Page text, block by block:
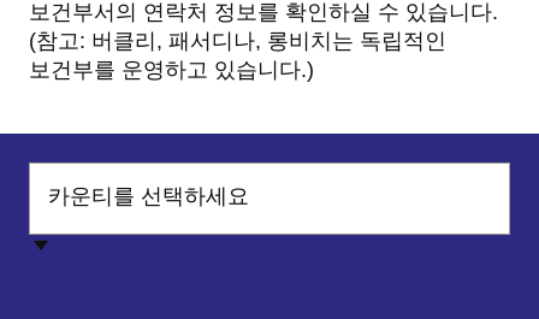
보건부서의 연락처 정보를 확인하실 수 있습니다.
(참고: 버클리, 패서디나, 롱비치는 독립적인
보건부를 운영하고 있습니다.)